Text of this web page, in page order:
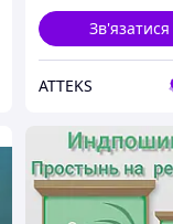
Зв'язатися
ATTEKS